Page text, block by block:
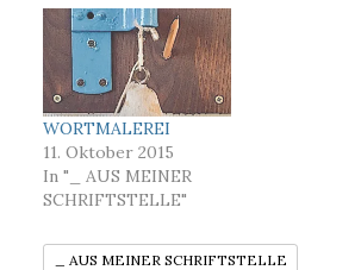
WORTMALEREI
11. Oktober 2015
In "_ AUS MEINER
SCHRIFTSTELLE"
_ AUS MEINER SCHRIFTSTELLE